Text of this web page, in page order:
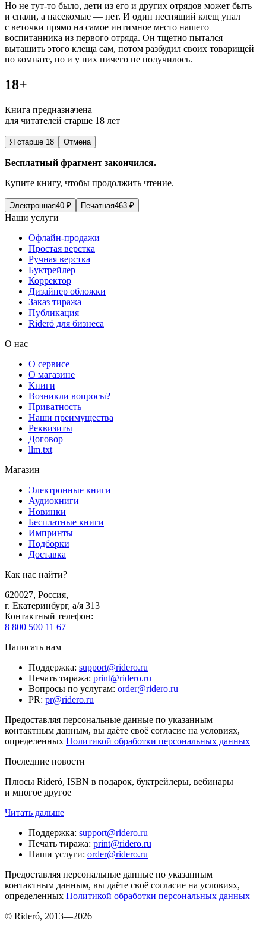
Но не тут-то было, дети из его и других отрядов может быть
и спали, а насекомые — нет. И один неспящий клещ упал
с веточки прямо на самое интимное место нашего
воспитанника из первого отряда. Он тщетно пытался
вытащить этого клеща сам, потом разбудил своих товарищей
по комнате, но и у них ничего не получилось.
18+
Книга предназначена
для читателей старше 18 лет
Я старше 18 Отмена
Бесплатный фрагмент закончился.
Купите книгу, чтобы продолжить чтение.
Электронная40 ₽ Печатная463 ₽
Наши услуги
Офлайн-продажи
Простая верстка
Ручная верстка
Буктрейлер
Корректор
Дизайнер обложки
Заказ тиража
Публикация
Rideró для бизнеса
О нас
О сервисе
О магазине
Книги
Возникли вопросы?
Приватность
Наши преимущества
Реквизиты
Договор
llm.txt
Магазин
Электронные книги
Аудиокниги
Новинки
Бесплатные книги
Импринты
Подборки
Доставка
Как нас найти?
620027, Россия,
г. Екатеринбург, а/я 313
Контактный телефон:
8 800 500 11 67
Написать нам
Поддержка: support@ridero.ru
Печать тиража: print@ridero.ru
Вопросы по услугам: order@ridero.ru
PR: pr@ridero.ru
Предоставляя персональные данные по указанным
контактным данным, вы даёте своё согласие на условиях,
определенных Политикой обработки персональных данных
Последние новости
Плюсы Rideró, ISBN в подарок, буктрейлеры, вебинары
и многое другое
Читать дальше
Поддержка: support@ridero.ru
Печать тиража: print@ridero.ru
Наши услуги: order@ridero.ru
Предоставляя персональные данные по указанным
контактным данным, вы даёте своё согласие на условиях,
определенных Политикой обработки персональных данных
© Rideró, 2013—2026